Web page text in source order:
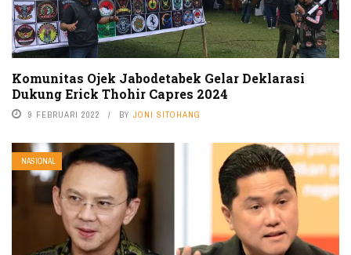
Komunitas Ojek Jabodetabek Gelar Deklarasi
Dukung Erick Thohir Capres 2024
9 FEBRUARI 2022 BY JONI SITOHANG
NASIONAL